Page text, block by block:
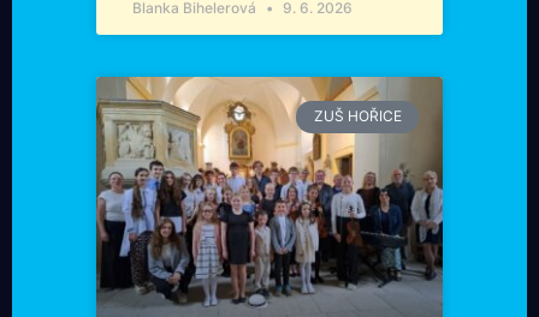
Blanka Bihelerová 9. 6. 2026
ZUŠ HOŘICE